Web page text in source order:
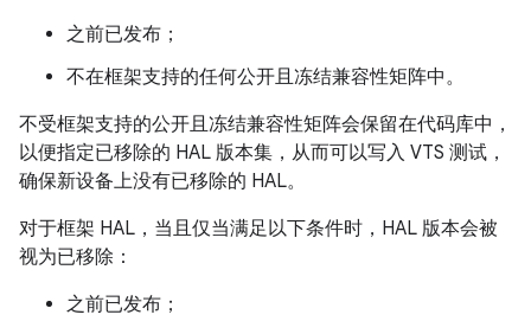
之前已发布；
不在框架支持的任何公开且冻结兼容性矩阵中。
不受框架支持的公开且冻结兼容性矩阵会保留在代码库中，
以便指定已移除的 HAL 版本集，从而可以写入 VTS 测试，
确保新设备上没有已移除的 HAL。
对于框架 HAL，当且仅当满足以下条件时，HAL 版本会被
视为已移除：
之前已发布；